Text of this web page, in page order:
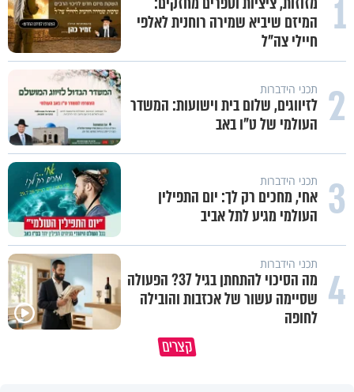
1
המיזם שיביא שמירה רוחנית לאלפי
חיילי צה"ל
2 תכני הידברות
לזיווגים, שלום בית וישועות: המשדר
העולמי של ט"ו באב
3 תכני הידברות
אחי, מחכים רק לך: יום התפילין
העולמי מגיע לתל אביב
4 תכני הידברות
מה הסיכוי להתחתן בגיל 37? הפעולה
שסיימה עשור של אכזבות והובילה
לחופה
קצריםתשתמש באהבה של השם לטובתך
פותחים פתח קטן - ומקבלים